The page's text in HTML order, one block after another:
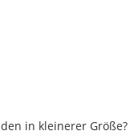
in kleinerer Größe?